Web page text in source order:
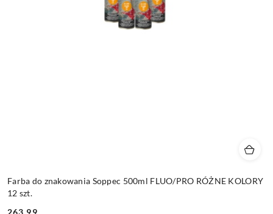
Farba do znakowania Soppec 500ml FLUO/PRO RÓŻNE KOLORY
12 szt.